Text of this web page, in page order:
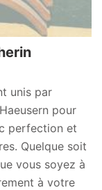
unis par
pour
perfection et
Quelque soit
vous soyez à
à votre